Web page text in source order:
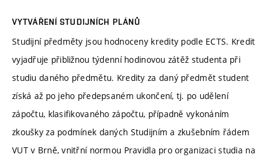
VYTVÁŘENÍ STUDIJNÍCH PLÁNŮ
Studijní předměty jsou hodnoceny kredity podle ECTS. Kredit
vyjadřuje přibližnou týdenní hodinovou zátěž studenta při
studiu daného předmětu. Kredity za daný předmět student
získá až po jeho předepsaném ukončení, tj. po udělení
zápočtu, klasifikovaného zápočtu, případně vykonáním
zkoušky za podmínek daných Studijním a zkušebním řádem
VUT v Brně, vnitřní normou Pravidla pro organizaci studia na